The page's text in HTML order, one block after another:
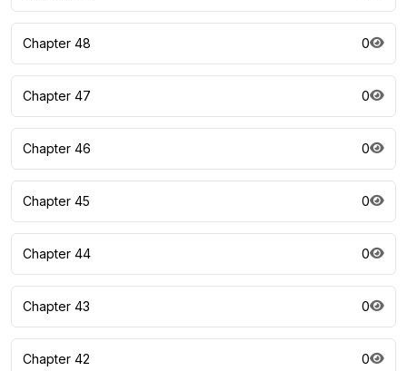
Chapter 48 0
Chapter 47 0
Chapter 46 0
Chapter 45 0
Chapter 44 0
Chapter 43 0
Chapter 42 0